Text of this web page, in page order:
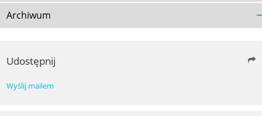
Archiwum
Udostępnij
Wyślij mailem